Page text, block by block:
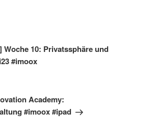
Woche 10: Privatssphäre und
#imoox
Academy:
#imoox #ipad